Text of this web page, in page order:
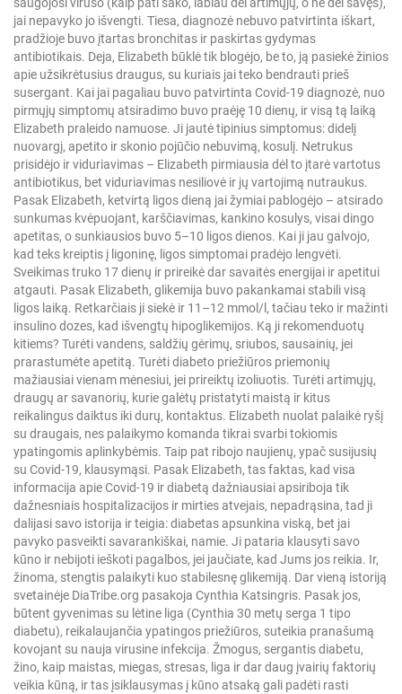
jai nepavyko jo išvengti. Tiesa, diagnozė nebuvo patvirtinta iškart,
pradžioje buvo įtartas bronchitas ir paskirtas gydymas
antibiotikais. Deja, Elizabeth būklė tik blogėjo, be to, ją pasiekė žinios
apie užsikrėtusius draugus, su kuriais jai teko bendrauti prieš
susergant. Kai jai pagaliau buvo patvirtinta Covid-19 diagnozė, nuo
pirmųjų simptomų atsiradimo buvo praėję 10 dienų, ir visą tą laiką
Elizabeth praleido namuose. Ji jautė tipinius simptomus: didelį
nuovargį, apetito ir skonio pojūčio nebuvimą, kosulį. Netrukus
prisidėjo ir viduriavimas – Elizabeth pirmiausia dėl to įtarė vartotus
antibiotikus, bet viduriavimas nesiliovė ir jų vartojimą nutraukus.
Pasak Elizabeth, ketvirtą ligos dieną jai žymiai pablogėjo – atsirado
sunkumas kvėpuojant, karščiavimas, kankino kosulys, visai dingo
apetitas, o sunkiausios buvo 5–10 ligos dienos. Kai ji jau galvojo,
kad teks kreiptis į ligoninę, ligos simptomai pradėjo lengvėti.
Sveikimas truko 17 dienų ir prireikė dar savaitės energijai ir apetitui
atgauti. Pasak Elizabeth, glikemija buvo pakankamai stabili visą
ligos laiką. Retkarčiais ji siekė ir 11–12 mmol/l, tačiau teko ir mažinti
insulino dozes, kad išvengtų hipoglikemijos. Ką ji rekomenduotų
kitiems? Turėti vandens, saldžių gėrimų, sriubos, sausainių, jei
prarastumėte apetitą. Turėti diabeto priežiūros priemonių
mažiausiai vienam mėnesiui, jei prireiktų izoliuotis. Turėti artimųjų,
draugų ar savanorių, kurie galėtų pristatyti maistą ir kitus
reikalingus daiktus iki durų, kontaktus. Elizabeth nuolat palaikė ryšį
su draugais, nes palaikymo komanda tikrai svarbi tokiomis
ypatingomis aplinkybėmis. Taip pat ribojo naujienų, ypač susijusių
su Covid-19, klausymąsi. Pasak Elizabeth, tas faktas, kad visa
informacija apie Covid-19 ir diabetą dažniausiai apsiriboja tik
dažnesniais hospitalizacijos ir mirties atvejais, nepadrąsina, tad ji
dalijasi savo istorija ir teigia: diabetas apsunkina viską, bet jai
pavyko pasveikti savarankiškai, namie. Ji pataria klausyti savo
kūno ir nebijoti ieškoti pagalbos, jei jaučiate, kad Jums jos reikia. Ir,
žinoma, stengtis palaikyti kuo stabilesnę glikemiją. Dar vieną istoriją
svetainėje DiaTribe.org pasakoja Cynthia Katsingris. Pasak jos,
būtent gyvenimas su lėtine liga (Cynthia 30 metų serga 1 tipo
diabetu), reikalaujančia ypatingos priežiūros, suteikia pranašumą
kovojant su nauja virusine infekcija. Žmogus, sergantis diabetu,
žino, kaip maistas, miegas, stresas, liga ir dar daug įvairių faktorių
veikia kūną, ir tas įsiklausymas į kūno atsaką gali padėti rasti